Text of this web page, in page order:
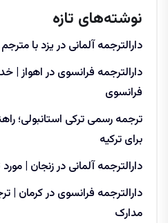
نوشته‌های تازه
دارالترجمه آلمانی در یزد با
دارالترجمه فرانسوی در اهواز
فرانسوی
ترجمه رسمی ترکی استانبولی؛
برای ترکیه
دارالترجمه آلمانی در زنجان |
دارالترجمه فرانسوی در کرمان
مدارک